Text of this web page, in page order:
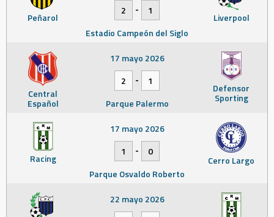
Peñarol Liverpool
2
-
1
Estadio Campeón del Siglo
Central
Español
Defensor
Sporting
17 mayo 2026
2
-
1
Parque Palermo
Racing Cerro Largo
17 mayo 2026
1
-
0
Parque Osvaldo Roberto
22 mayo 2026